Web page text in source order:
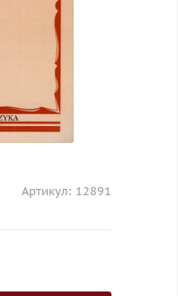
Артикул: 12891